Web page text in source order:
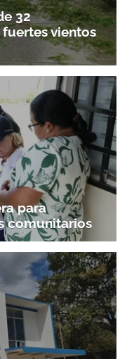
32
vientos
para
comunitarios